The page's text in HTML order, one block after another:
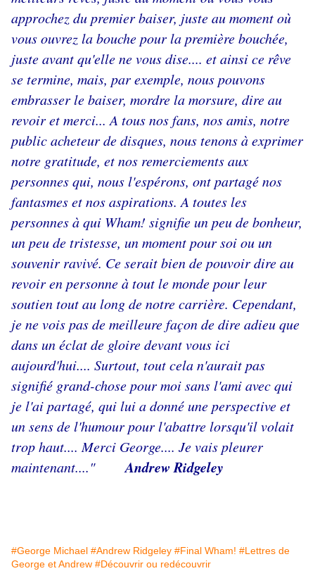
approchez du premier baiser, juste au moment où
vous ouvrez la bouche pour la première bouchée,
juste avant qu'elle ne vous dise.... et ainsi ce rêve
se termine, mais, par exemple, nous pouvons
embrasser le baiser, mordre la morsure, dire au
revoir et merci... A tous nos fans, nos amis, notre
public acheteur de disques, nous tenons à exprimer
notre gratitude, et nos remerciements aux
personnes qui, nous l'espérons, ont partagé nos
fantasmes et nos aspirations. A toutes les
personnes à qui Wham! signifie un peu de bonheur,
un peu de tristesse, un moment pour soi ou un
souvenir ravivé. Ce serait bien de pouvoir dire au
revoir en personne à tout le monde pour leur
soutien tout au long de notre carrière. Cependant,
je ne vois pas de meilleure façon de dire adieu que
dans un éclat de gloire devant vous ici
aujourd'hui.... Surtout, tout cela n'aurait pas
signifié grand-chose pour moi sans l'ami avec qui
je l'ai partagé, qui lui a donné une perspective et
un sens de l'humour pour l'abattre lorsqu'il volait
trop haut.... Merci George.... Je vais pleurer
maintenant...."Andrew Ridgeley
#George Michael #Andrew Ridgeley #Final Wham! #Lettres de
George et Andrew #Découvrir ou redécouvrir